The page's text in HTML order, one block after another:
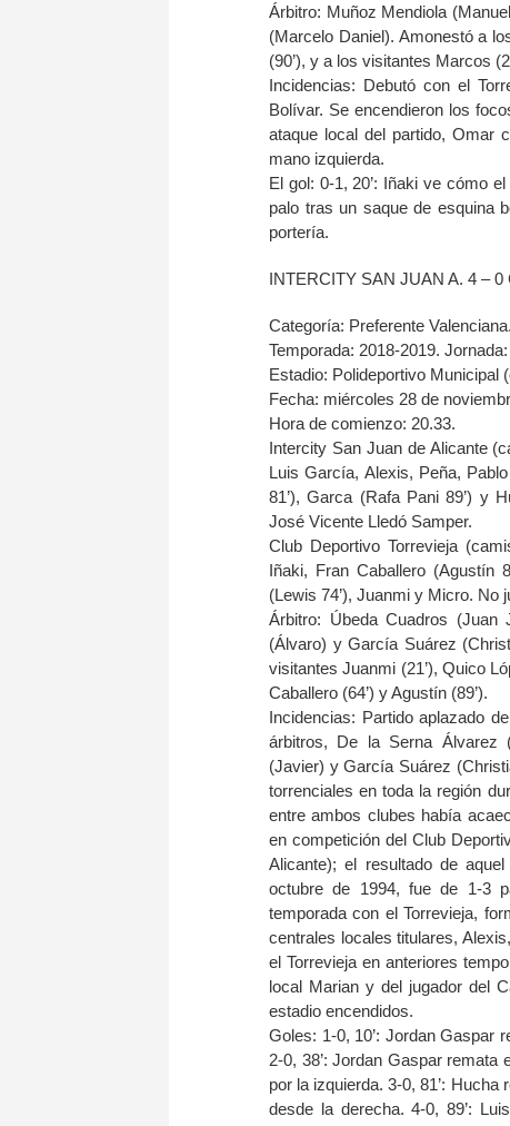
Árbitro: Muñoz Mendiola
(Marcelo Daniel). Amonestó a
(90’), y a los visitantes Marcos
Incidencias: Debutó con el
Bolívar. Se encendieron los
ataque local del partido, Omar
mano izquierda.
El gol: 0-1, 20’: Iñaki ve cómo
palo tras un saque de esquina
portería.
INTERCITY SAN JUAN A. 4 –
Categoría: Preferente
Temporada: 2018-2019. Jornada:
Estadio: Polideportivo Municipal
Fecha: miércoles 28 de
Hora de comienzo: 20.33.
Intercity San Juan de Alicante
Luis García, Alexis, Peña,
81’), Garca (Rafa Pani 89’) y
José Vicente Lledó Samper.
Club Deportivo Torrevieja
Iñaki, Fran Caballero (Agustín
(Lewis 74’), Juanmi y Micro. No
Árbitro: Úbeda Cuadros (Juan
(Álvaro) y García Suárez
visitantes Juanmi (21’), Quico
Caballero (64’) y Agustín (89’).
Incidencias: Partido aplazado
árbitros, De la Serna Álvarez
(Javier) y García Suárez
torrenciales en toda la región
entre ambos clubes había
en competición del Club
Alicante); el resultado de
octubre de 1994, fue de 1-3
temporada con el Torrevieja,
centrales locales titulares,
el Torrevieja en anteriores
local Marian y del jugador del
estadio encendidos.
Goles: 1-0, 10’: Jordan Gaspar
2-0, 38’: Jordan Gaspar
por la izquierda. 3-0, 81’:
desde la derecha. 4-0, 89’: